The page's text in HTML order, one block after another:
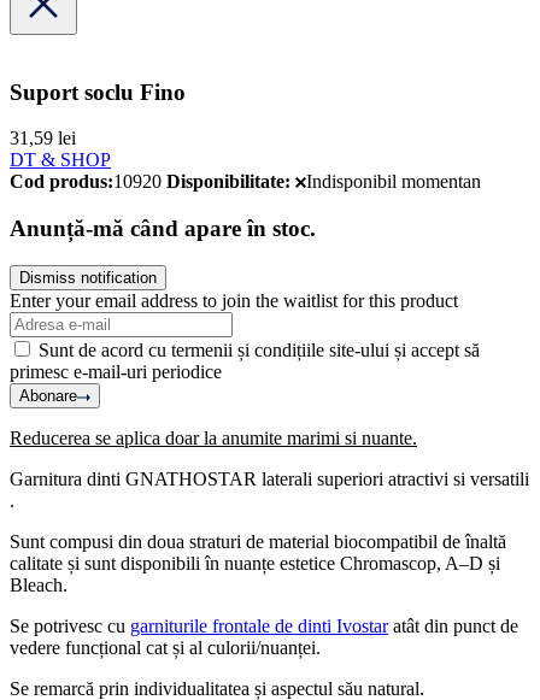
Suport soclu Fino
31,59 lei
DT & SHOP
Cod produs:10920 Disponibilitate: Indisponibil momentan
Anunță-mă când apare în stoc.
Dismiss notification
Enter your email address to join the waitlist for this product
Sunt de acord cu termenii și condițiile site-ului și accept să
primesc e-mail-uri periodice
Abonare
Reducerea se aplica doar la anumite marimi si nuante.
Garnitura dinti GNATHOSTAR laterali superiori atractivi si versatili
.
Sunt compusi din doua straturi de material biocompatibil de înaltă
calitate și sunt disponibili în nuanțe estetice Chromascop, A–D și
Bleach.
Se potrivesc cu garniturile frontale de dinti Ivostaratât din punct de
vedere funcțional cat și al culorii/nuanței.
Se remarcă prin individualitatea și aspectul său natural.